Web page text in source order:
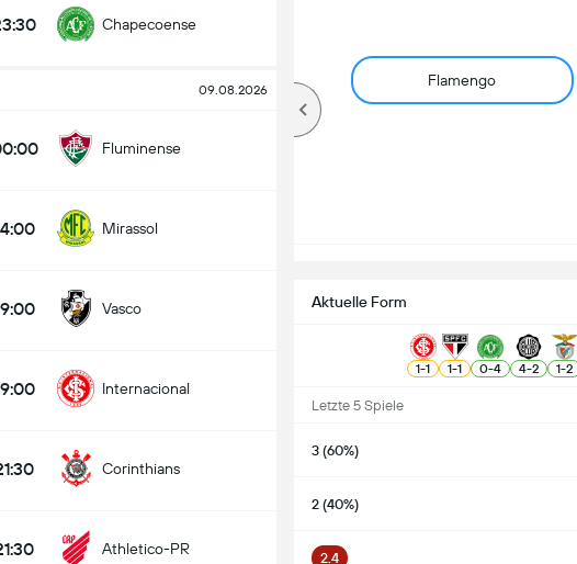
Chapecoense
09.08.2026
Fluminense
Mirassol
Vasco
Internacional
Corinthians
Athletico-PR
Flamengo
Aktuelle Form
1-1 1-1 0-4 4-2 1-2
Letzte 5 Spiele
3 (60%)
2 (40%)
2.4